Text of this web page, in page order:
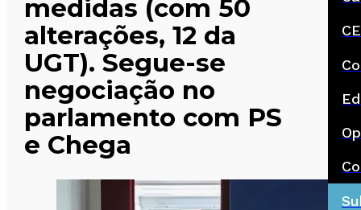
medidas (com 50
alterações, 12 da
UGT). Segue-se
negociação no
parlamento com PS
e Chega